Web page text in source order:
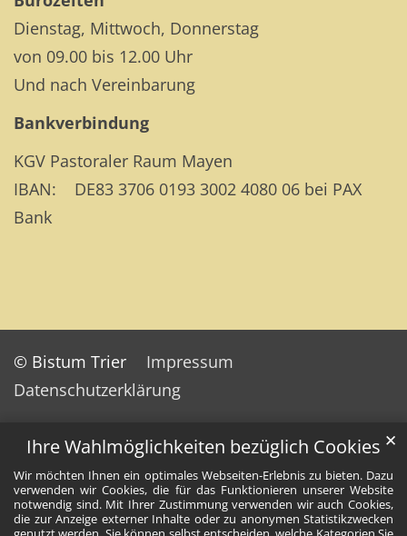
Ihre Wahlmöglichkeiten bezüglich Cookies
Wir möchten Ihnen ein optimales Webseiten-Erlebnis zu bieten. Dazu
verwenden wir Cookies, die für das Funktionieren unserer Website
notwendig sind. Mit Ihrer Zustimmung verwenden wir auch Cookies,
die zur Anzeige externer Inhalte oder zu anonymen Statistikzwecken
✕
Dienstag, Mittwoch, Donnerstag
von 09.00 bis 12.00 Uhr
Und nach Vereinbarung
Bankverbindung
KGV Pastoraler Raum Mayen
IBAN: DE83 3706 0193 3002 4080 06 bei PAX
Bank
© Bistum Trier
Impressum
Datenschutzerklärung